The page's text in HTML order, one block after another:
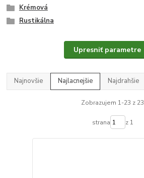
Krémová
Rustikálna
Upresniť parametre
Najnovšie Najlacnejšie Najdrahšie
Zobrazujem 1-23 z 23
strana z 1